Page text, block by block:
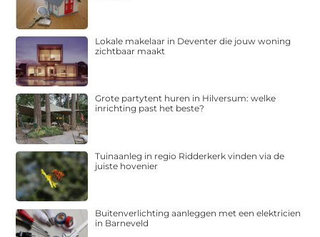
Lokale makelaar in Deventer die jouw woning
zichtbaar maakt
Grote partytent huren in Hilversum: welke
inrichting past het beste?
Tuinaanleg in regio Ridderkerk vinden via de
juiste hovenier
Buitenverlichting aanleggen met een elektricien
in Barneveld